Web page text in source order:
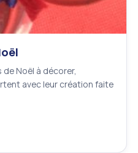
de Noël à décorer,
avec leur création faite